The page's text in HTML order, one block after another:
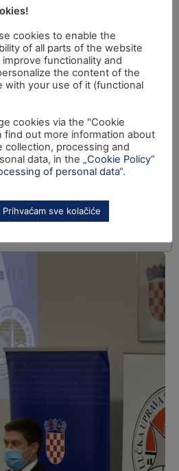
cookies to enable the
of all parts of the website
functionality and
the content of the
with your use of it (functional
cookies via the "Cookie
find out more information about
collection, processing and
data, in the „Cookie Policy“
of personal data“.
Prihvaćam sve kolačiće